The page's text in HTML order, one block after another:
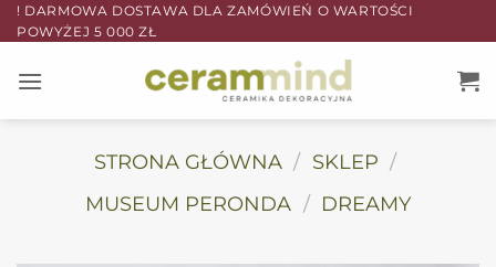
Przewiń
do
! DARMOWA DOSTAWA DLA ZAMÓWIEŃ O WARTOŚCI
POWYŻEJ 5 000 ZŁ
STRONA GŁÓWNA / SKLEP /
MUSEUM PERONDA / DREAMY